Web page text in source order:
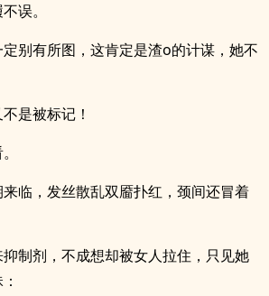
误。
别有所图，这肯定是渣o的计谋，她不
是被标记！
临，发丝散乱双靥扑红，颈间还冒着
制剂，不成想却被女人拉住，只见她